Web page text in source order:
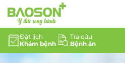
Đặt lịch
Khám bệnh
Tra cứu
Bệnh án
GIỚI THIỆU